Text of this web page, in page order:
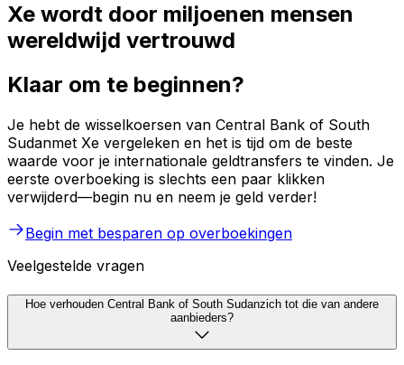
Xe wordt door miljoenen mensen
wereldwijd vertrouwd
Klaar om te beginnen?
Je hebt de wisselkoersen van Central Bank of South
Sudanmet Xe vergeleken en het is tijd om de beste
waarde voor je internationale geldtransfers te vinden. Je
eerste overboeking is slechts een paar klikken
verwijderd—begin nu en neem je geld verder!
Begin met besparen op overboekingen
Veelgestelde vragen
Hoe verhouden Central Bank of South Sudanzich tot die van andere
aanbieders?